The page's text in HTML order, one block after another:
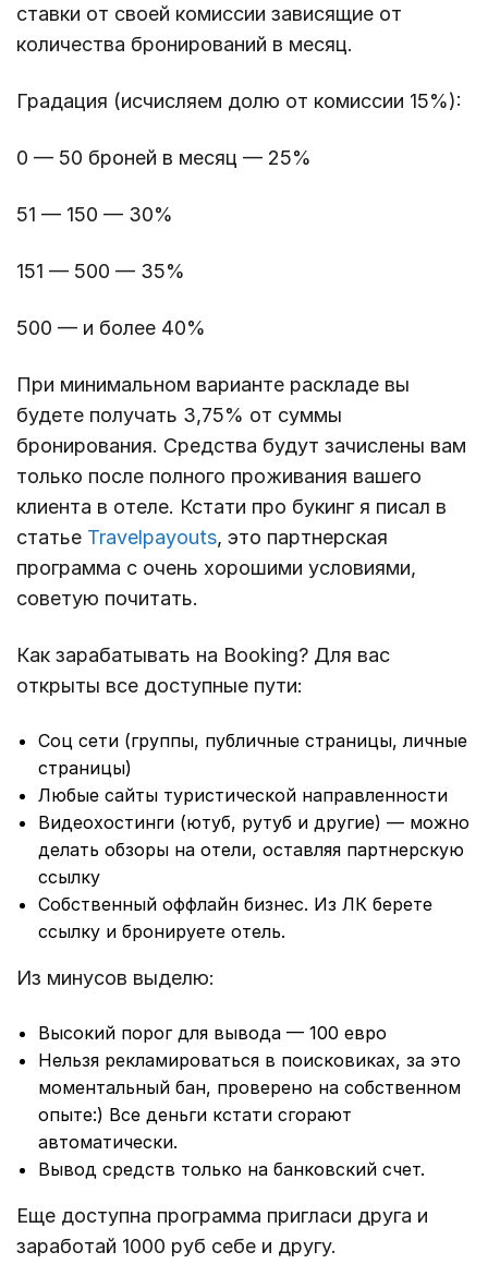
ставки от своей комиссии зависящие от
количества бронирований в месяц.
Градация (исчисляем долю от комиссии 15%):
0 — 50 броней в месяц — 25%
51 — 150 — 30%
151 — 500 — 35%
500 — и более 40%
При минимальном варианте раскладе вы
будете получать 3,75% от суммы
бронирования. Средства будут зачислены вам
только после полного проживания вашего
клиента в отеле. Кстати про букинг я писал в
статье Travelpayouts, это партнерская
программа с очень хорошими условиями,
советую почитать.
Как зарабатывать на Booking? Для вас
открыты все доступные пути:
Соц сети (группы, публичные страницы, личные
страницы)
Любые сайты туристической направленности
Видеохостинги (ютуб, рутуб и другие) — можно
делать обзоры на отели, оставляя партнерскую
ссылку
Собственный оффлайн бизнес. Из ЛК берете
ссылку и бронируете отель.
Из минусов выделю:
Высокий порог для вывода — 100 евро
Нельзя рекламироваться в поисковиках, за это
моментальный бан, проверено на собственном
опыте:) Все деньги кстати сгорают
автоматически.
Вывод средств только на банковский счет.
Еще доступна программа пригласи друга и
заработай 1000 руб себе и другу.